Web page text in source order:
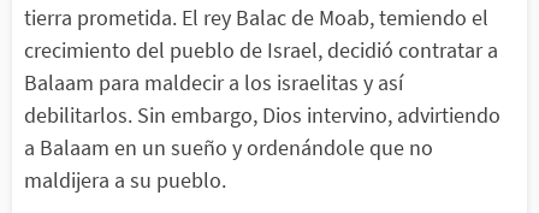
tierra prometida. El rey Balac de Moab, temiendo el
crecimiento del pueblo de Israel, decidió contratar a
Balaam para maldecir a los israelitas y así
debilitarlos. Sin embargo, Dios intervino, advirtiendo
a Balaam en un sueño y ordenándole que no
maldijera a su pueblo.